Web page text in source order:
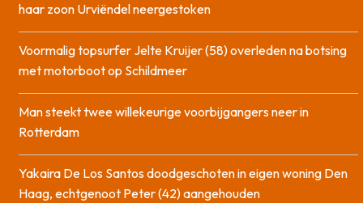
haar zoon Urviëndel neergestoken
Voormalig topsurfer Jelte Kruijer (58) overleden na botsing
met motorboot op Schildmeer
Man steekt twee willekeurige voorbijgangers neer in
Rotterdam
Yakaira De Los Santos doodgeschoten in eigen woning Den
Haag, echtgenoot Peter (42) aangehouden